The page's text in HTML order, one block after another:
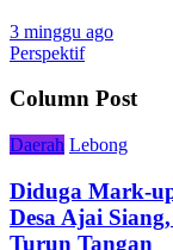
3 minggu ago
Perspektif
Column Post
Daerah Lebong
Diduga Mark-
Desa Ajai
Turun Tangan